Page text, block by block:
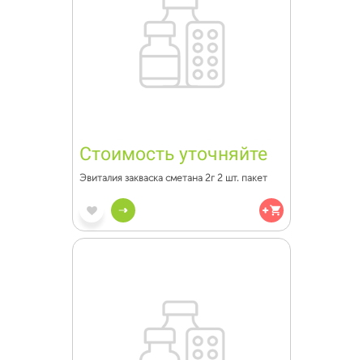
Стоимость уточняйте
Эвиталия закваска сметана 2г 2 шт. пакет